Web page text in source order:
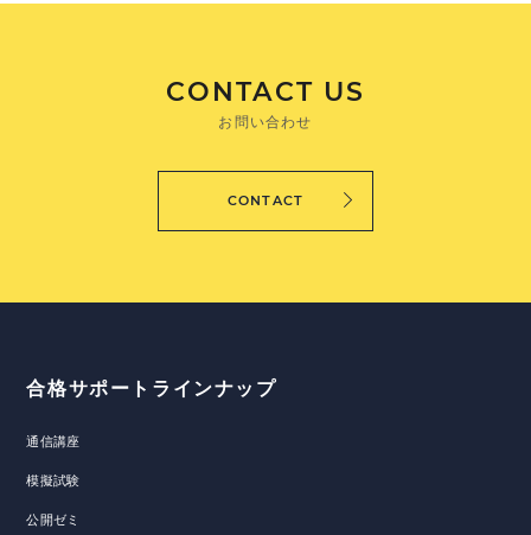
CONTACT US
お問い合わせ
CONTACT
合格サポートラインナップ
通信講座
模擬試験
公開ゼミ